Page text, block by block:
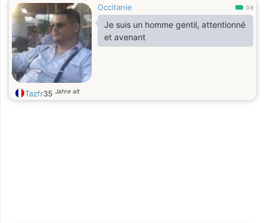
Occitanie 0.9
Je suis un homme gentil, attentionné
et avenant
Tazfr35 Jahre alt